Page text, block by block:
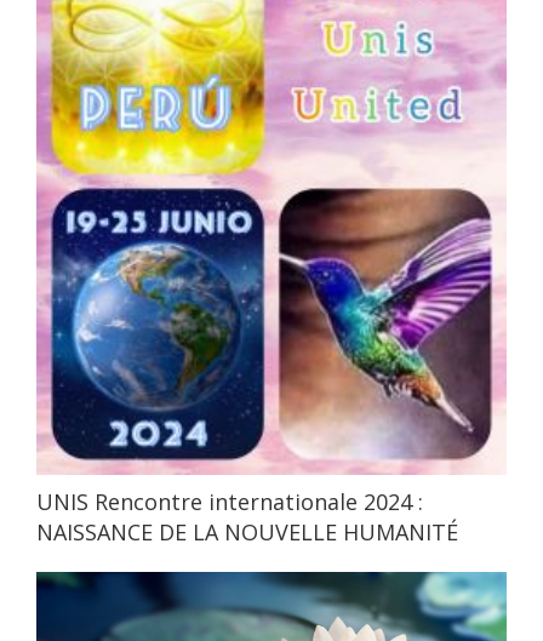
UNIS Rencontre internationale 2024 :
NAISSANCE DE LA NOUVELLE HUMANITÉ